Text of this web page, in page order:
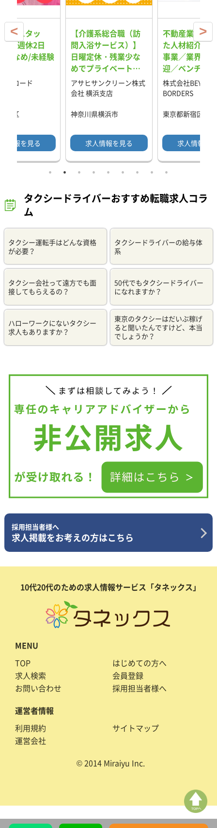
付スタッ
全週休2日
少なめ/未経験
クロード
谷区
情報を見る
【介護系総合職（訪
問入浴サービス）】
日曜定休・残業少な
めでプライベートも
充実！IT×ロボット
導入で新しい時代を
アサヒサンクリーン株式
会社 横浜支店
神奈川県横浜市
求人情報を見る
不動産業界に
た人材紹介サ
事業／業界未
迎／ベンチャ
長したい方必見
株式会社BEYOND
BORDERS
東京都新宿区
求人情報を
タクシードライバーおすすめ転職求人コラ
ム
タクシー運転手はどんな資格
が必要？
タクシードライバーの給与体
系
タクシー会社って遠方でも面
接してもらえるの？
50代でもタクシードライバー
になれますか？
ハローワークにないタクシー
求人もありますか？
東京のタクシーはだいぶ稼げ
ると聞いたんですけど、本当
でしょうか？
採用担当者様へ
求人掲載をお考えの方はこちら
10代20代のための求人情報サービス「タネックス」
MENU
TOP
はじめての方へ
求人検索
会員登録
お問い合わせ
採用担当者様へ
運営者情報
利用規約
サイトマップ
運営会社
© 2014 Miraiyu Inc.